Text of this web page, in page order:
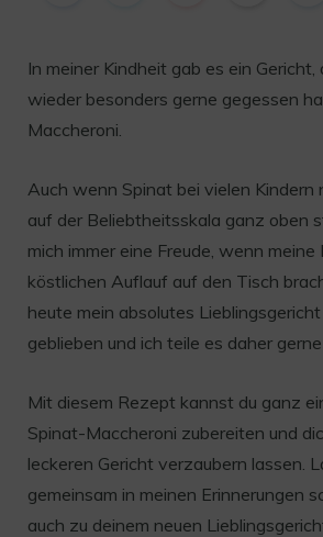
In meiner Kindheit gab es ein Gericht,
wieder besonders gerne gegessen
Maccheroni.
Auch wenn Spinat bei vielen Kindern
auf der Beliebtheitsskala ganz oben
mich immer eine Freude, wenn meine
köstlichen Auflauf auf den Tisch
heute mein absolutes
geblieben und ich teile es daher gerne
Mit diesem Rezept kannst du ganz
Spinat-Maccheroni zubereiten und
leckeren Gericht verzaubern lassen.
gemeinsam in meinen Erinnerungen
auch zu deinem neuen